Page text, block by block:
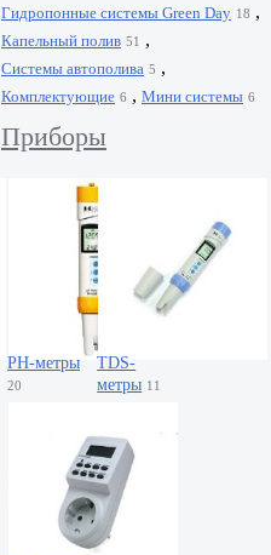
Гидропонные системы Green Day 18 ,
Капельный полив 51 ,
Системы автополива 5 ,
Комплектующие 6 , Мини системы 6
Приборы
PH-метры
20
TDS-
метры 11